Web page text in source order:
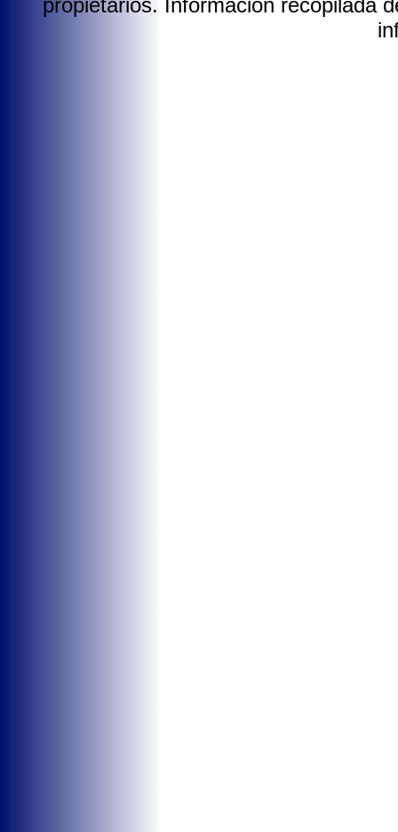
propietarios. Información recopilada